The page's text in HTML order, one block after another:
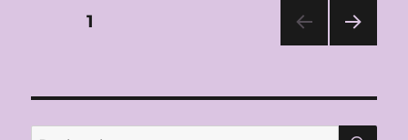
PELLÉAS
ET
Pagination
publications
PAGE1
ANT
E